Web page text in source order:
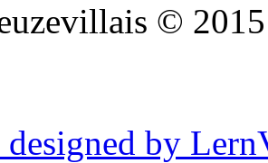
© 2015
designed by